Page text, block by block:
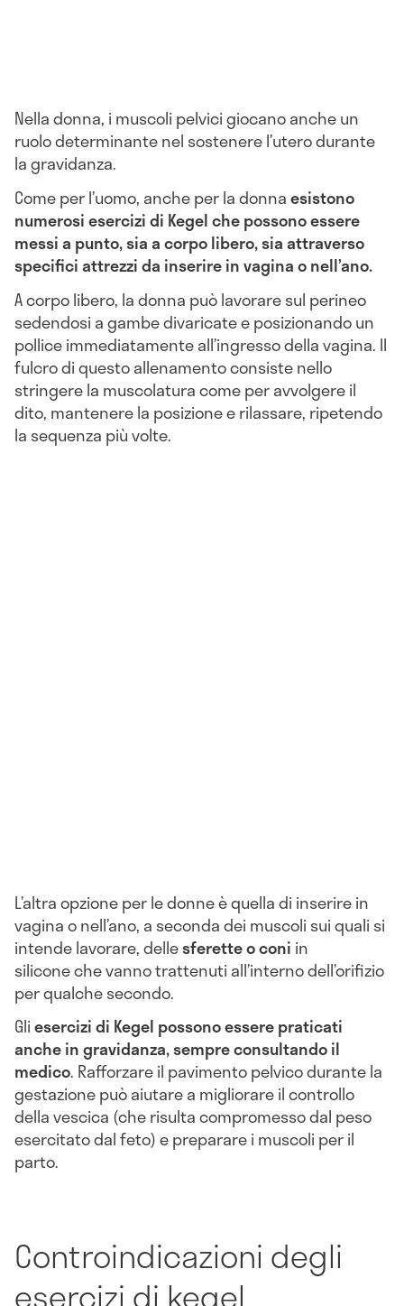
Nella donna, i muscoli pelvici giocano anche un
ruolo determinante nel sostenere l’utero durante
la gravidanza.
Come per l’uomo, anche per la donnaesistono
numerosi esercizi di Kegel che possono essere
messi a punto, sia a corpo libero, sia attraverso
specificiattrezzi da inserire in vagina o nell’ano.
A corpo libero, la donna può lavorare sul perineo
sedendosi a gambe divaricate e posizionando un
pollice immediatamente all’ingresso della vagina. Il
fulcro di questo allenamento consiste nello
stringere la muscolatura come per avvolgere il
dito, mantenere la posizione e rilassare, ripetendo
la sequenza più volte.
L’altra opzione per le donne è quella di inserire in
vagina o nell’ano, a seconda dei muscoli sui quali si
intende lavorare, dellesferette o coni in
silicone che vanno trattenuti all’interno dell’orifizio
per qualche secondo.
Gliesercizi di Kegel possono essere praticati
anche in gravidanza, sempre consultando il
medico. Rafforzare il pavimento pelvico durante la
gestazione può aiutare a migliorare il controllo
della vescica (che risulta compromesso dal peso
esercitato dal feto) e preparare i muscoli per il
parto.
Controindicazioni degli
esercizi di kegel